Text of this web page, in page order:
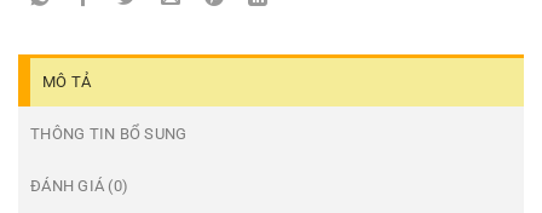
MÔ TẢ
THÔNG TIN BỔ SUNG
ĐÁNH GIÁ (0)